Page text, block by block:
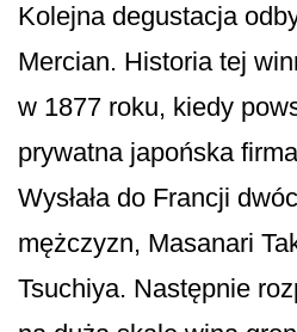
Kolejna degustacja
Mercian. Historia tej
w 1877 roku, kiedy
prywatna japońska
Wysłała do Francji
mężczyzn, Masanari
Tsuchiya. Następnie